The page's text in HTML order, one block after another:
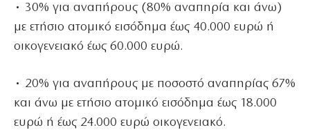
• 30% για αναπήρους (80% αναπηρία και άνω)
με ετήσιο ατομικό εισόδημα έως 40.000 ευρώ ή
οικογενειακό έως 60.000 ευρώ.
• 20% για αναπήρους με ποσοστό αναπηρίας 67%
και άνω με ετήσιο ατομικό εισόδημα έως 18.000
ευρώ ή έως 24.000 ευρώ οικογενειακό.